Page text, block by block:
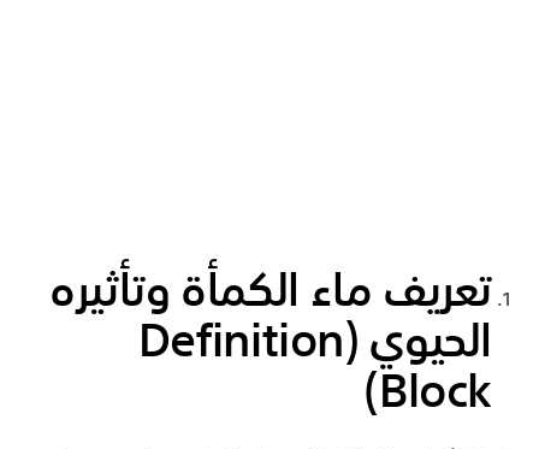
تعريف ماء الكمأة وتأثيره
الحيوي
(Definition
Block)